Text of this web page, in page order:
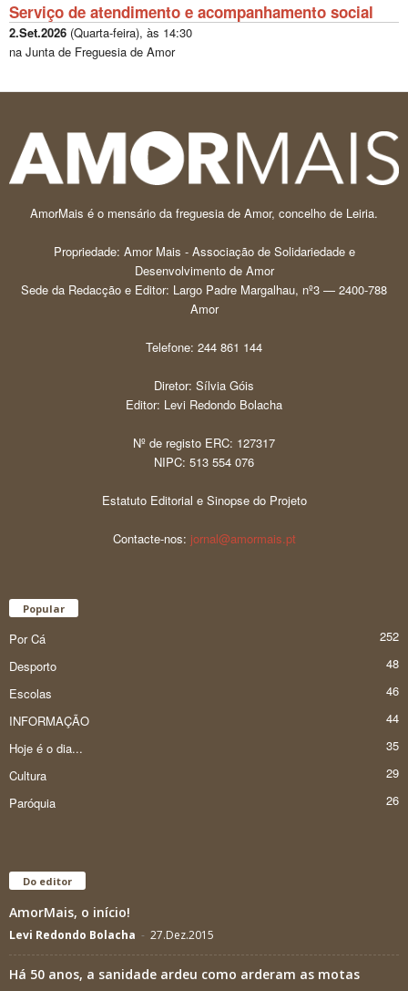
Serviço de atendimento e acompanhamento social
2.Set.2026 (Quarta-feira), às 14:30
na Junta de Freguesia de Amor
AmorMais é o mensário da freguesia de Amor, concelho de Leiria.
Propriedade: Amor Mais - Associação de Solidariedade e
Desenvolvimento de Amor
Sede da Redacção e Editor: Largo Padre Margalhau, nº3 — 2400-788
Amor
Telefone: 244 861 144
Diretor: Sílvia Góis
Editor: Levi Redondo Bolacha
Nº de registo ERC: 127317
NIPC: 513 554 076
Estatuto Editorial e Sinopse do Projeto
Contacte-nos: jornal@amormais.pt
Popular
Por Cá
252
Desporto
48
Escolas
46
INFORMAÇÃO
44
Hoje é o dia...
35
Cultura
29
Paróquia
26
Do editor
AmorMais, o início!
Levi Redondo Bolacha - 27.Dez.2015
Há 50 anos, a sanidade ardeu como arderam as motas